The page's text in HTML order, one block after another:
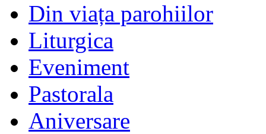
Din viața parohiilor
Liturgica
Eveniment
Pastorala
Aniversare